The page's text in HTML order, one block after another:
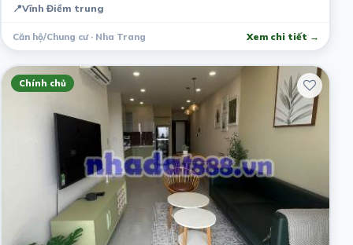
📍Vĩnh Điềm trung
Căn hộ/Chung cư · Nha Trang Xem chi tiết →
Chính chủ